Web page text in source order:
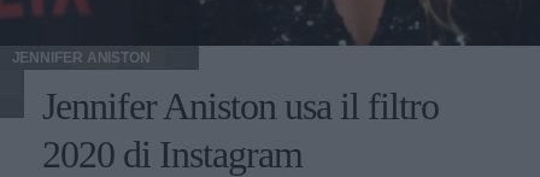
JENNIFER ANISTON
Jennifer Aniston usa il filtro
2020 di Instagram